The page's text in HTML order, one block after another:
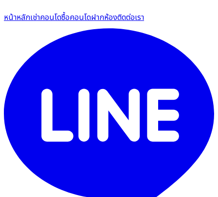
หน้าหลักเช่าคอนโดซื้อคอนโดฝากห้องติดต่อเรา